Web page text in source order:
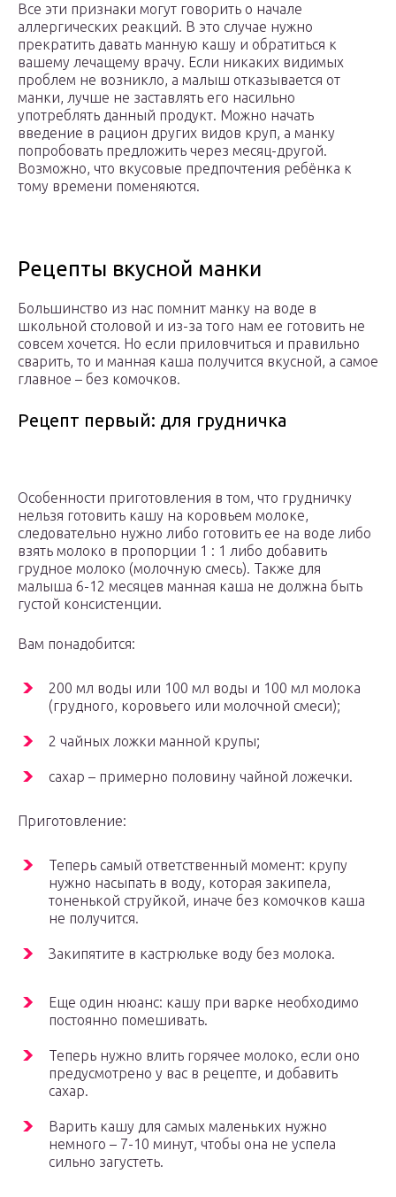
Все эти признаки могут говорить о начале
аллергических реакций. В это случае нужно
прекратить давать манную кашу и обратиться к
вашему лечащему врачу. Если никаких видимых
проблем не возникло, а малыш отказывается от
манки, лучше не заставлять его насильно
употреблять данный продукт. Можно начать
введение в рацион других видов круп, а манку
попробовать предложить через месяц-другой.
Возможно, что вкусовые предпочтения ребёнка к
тому времени поменяются.
Рецепты вкусной манки
Большинство из нас помнит манку на воде в
школьной столовой и из-за того нам ее готовить не
совсем хочется. Но если приловчиться и правильно
сварить, то и манная каша получится вкусной, а самое
главное – без комочков.
Рецепт первый: для грудничка
Особенности приготовления в том, что грудничку
нельзя готовить кашу на коровьем молоке,
следовательно нужно либо готовить ее на воде либо
взять молоко в пропорции 1 : 1 либо добавить
грудное молоко (молочную смесь). Также для
малыша 6-12 месяцев манная каша не должна быть
густой консистенции.
Вам понадобится:
200 мл воды или 100 мл воды и 100 мл молока
(грудного, коровьего или молочной смеси);
2 чайных ложки манной крупы;
сахар – примерно половину чайной ложечки.
Приготовление:
Теперь самый ответственный момент: крупу
нужно насыпать в воду, которая закипела,
тоненькой струйкой, иначе без комочков каша
не получится.
Закипятите в кастрюльке воду без молока.
Еще один нюанс: кашу при варке необходимо
постоянно помешивать.
Теперь нужно влить горячее молоко, если оно
предусмотрено у вас в рецепте, и добавить
сахар.
Варить кашу для самых маленьких нужно
немного – 7-10 минут, чтобы она не успела
сильно загустеть.